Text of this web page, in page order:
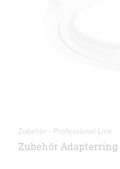
Zubehör - Professional Line
Zubehör Adapterring